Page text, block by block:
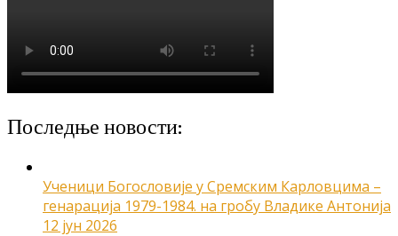
Последње новости:
Ученици Богословије у Сремским Карловцима –
генарација 1979-1984. на гробу Владике Антонија
12 јун 2026